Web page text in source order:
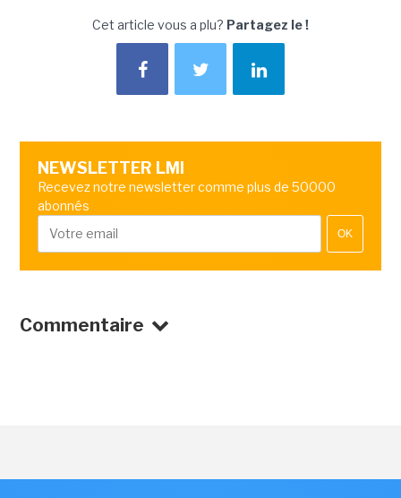
Cet article vous a plu? Partagez le !
NEWSLETTER LMI
Recevez notre newsletter comme plus de 50000
abonnés
OK
Commentaire